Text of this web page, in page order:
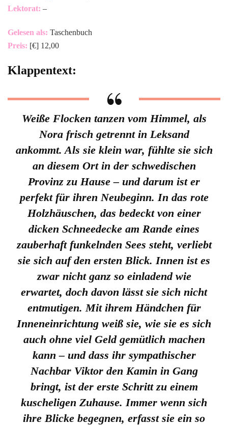
Lektorat: –
Gelesen als: Taschenbuch
Preis: [€] 12,00
Klappentext:
Weiße Flocken tanzen vom Himmel, als
Nora frisch getrennt in Leksand
ankommt. Als sie klein war, fühlte sie sich
an diesem Ort in der schwedischen
Provinz zu Hause – und darum ist er
perfekt für ihren Neubeginn. In das rote
Holzhäuschen, das bedeckt von einer
dicken Schneedecke am Rande eines
zauberhaft funkelnden Sees steht, verliebt
sie sich auf den ersten Blick. Innen ist es
zwar nicht ganz so einladend wie
erwartet, doch davon lässt sie sich nicht
entmutigen. Mit ihrem Händchen für
Inneneinrichtung weiß sie, wie sie es sich
auch ohne viel Geld gemütlich machen
kann – und dass ihr sympathischer
Nachbar Viktor den Kamin in Gang
bringt, ist der erste Schritt zu einem
kuscheligen Zuhause. Immer wenn sich
ihre Blicke begegnen, erfasst sie ein so